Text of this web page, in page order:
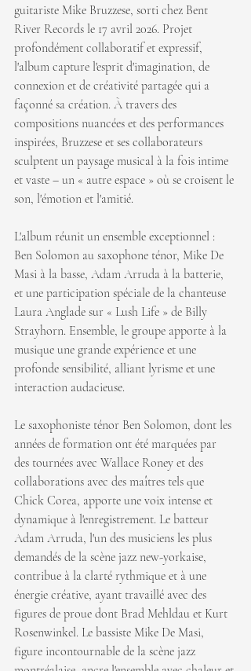
guitariste Mike Bruzzese, sorti chez Bent
River Records le 17 avril 2026. Projet
profondément collaboratif et expressif,
l'album capture l'esprit d'imagination, de
connexion et de créativité partagée qui a
façonné sa création. À travers des
compositions nuancées et des performances
inspirées, Bruzzese et ses collaborateurs
sculptent un paysage musical à la fois intime
et vaste – un « autre espace » où se croisent le
son, l'émotion et l'amitié.
L'album réunit un ensemble exceptionnel :
Ben Solomon au saxophone ténor, Mike De
Masi à la basse, Adam Arruda à la batterie,
et une participation spéciale de la chanteuse
Laura Anglade sur « Lush Life » de Billy
Strayhorn. Ensemble, le groupe apporte à la
musique une grande expérience et une
profonde sensibilité, alliant lyrisme et une
interaction audacieuse.
Le saxophoniste ténor Ben Solomon, dont les
années de formation ont été marquées par
des tournées avec Wallace Roney et des
collaborations avec des maîtres tels que
Chick Corea, apporte une voix intense et
dynamique à l'enregistrement. Le batteur
Adam Arruda, l'un des musiciens les plus
demandés de la scène jazz new-yorkaise,
contribue à la clarté rythmique et à une
énergie créative, ayant travaillé avec des
figures de proue dont Brad Mehldau et Kurt
Rosenwinkel. Le bassiste Mike De Masi,
figure incontournable de la scène jazz